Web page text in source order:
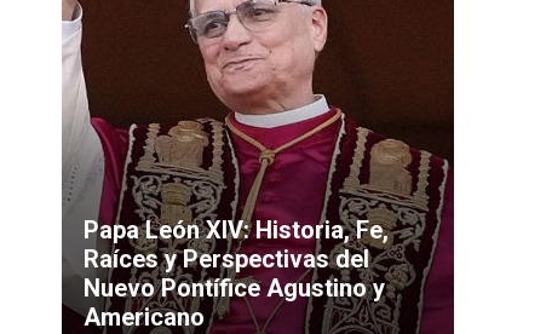
Papa León XIV: Historia, Fe,
Raíces y Perspectivas del
Nuevo Pontífice Agustino y
Americano